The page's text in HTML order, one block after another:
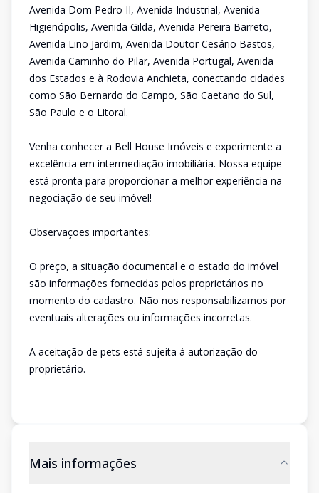
Avenida Dom Pedro II, Avenida Industrial, Avenida
Higienópolis, Avenida Gilda, Avenida Pereira Barreto,
Avenida Lino Jardim, Avenida Doutor Cesário Bastos,
Avenida Caminho do Pilar, Avenida Portugal, Avenida
dos Estados e à Rodovia Anchieta, conectando cidades
como São Bernardo do Campo, São Caetano do Sul,
São Paulo e o Litoral.
Venha conhecer a Bell House Imóveis e experimente a
excelência em intermediação imobiliária. Nossa equipe
está pronta para proporcionar a melhor experiência na
negociação de seu imóvel!
Observações importantes:
O preço, a situação documental e o estado do imóvel
são informações fornecidas pelos proprietários no
momento do cadastro. Não nos responsabilizamos por
eventuais alterações ou informações incorretas.
A aceitação de pets está sujeita à autorização do
proprietário.
Mais informações